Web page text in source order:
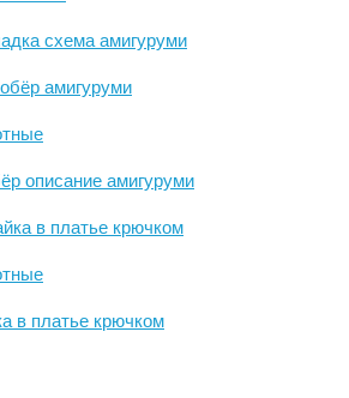
схема амигуруми
описание амигуруми
в платье крючком